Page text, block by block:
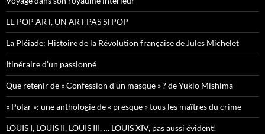
:LE POP ART, UN ART PAS SI POP
La Pléiade: Histoire de la Révolution française de Jules Michelet
Itinéraire d’un passionné
Que retenir de « Confession d’un masque » ? de Yukio Mishima
« Polar »: une anthologie de « presque » tous les maîtres du crime
LOUIS I, LOUIS II, LOUIS III, … LOUIS XIV, pas aussi évident!